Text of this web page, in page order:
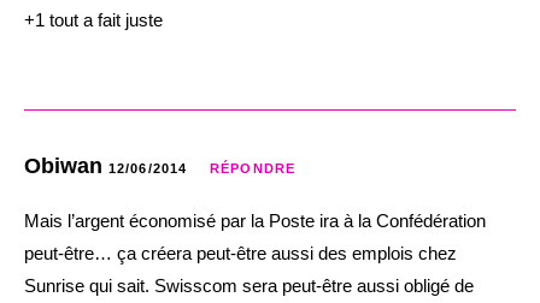
+1 tout a fait juste
Obiwan 12/06/2014 RÉPONDRE
Mais l’argent économisé par la Poste ira à la Confédération
peut-être… ça créera peut-être aussi des emplois chez
Sunrise qui sait. Swisscom sera peut-être aussi obligé de